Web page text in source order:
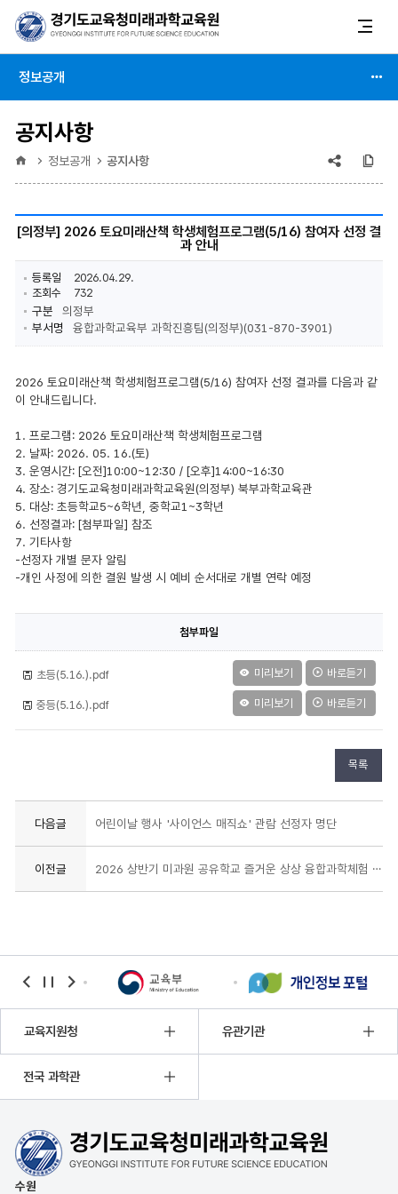
정보공개
공지사항
정보공개 공지사항
공유
:
[의정부] 2026 토요미래산책 학생체험프로그램(5/16) 참여자 선정 결
과 안내
등록일
2026.04.29.
조회수
732
구분
의정부
부서명
융합과학교육부 과학진흥팀(의정부)(031-870-3901)
2026 토요미래산책 학생체험프로그램(5/16) 참여자 선정 결과를 다음과 같
이 안내드립니다.
1. 프로그램: 2026 토요미래산책 학생체험프로그램
2. 날짜: 2026. 05. 16.(토)
3. 운영시간: [오전]10:00~12:30 / [오후]14:00~16:30
4. 장소: 경기도교육청미래과학교육원(의정부) 북부과학교육관
5. 대상: 초등학교5~6학년, 중학교1~3학년
6. 선정결과: [첨부파일] 참조
7. 기타사항
-선정자 개별 문자 알림
-개인 사정에 의한 결원 발생 시 예비 순서대로 개별 연락 예정
첨부파일
초등(5.16.).pdf 미리보기 바로듣기
중등(5.16.).pdf 미리보기 바로듣기
목록
다음글 어린이날 행사 '사이언스 매직쇼' 관람 선정자 명단
이전글 2026 상반기 미과원 공유학교 즐거운 상상 융합과학체험 선정 결과
bannerbannerbanner
교육지원청 유관기관
전국 과학관
수원